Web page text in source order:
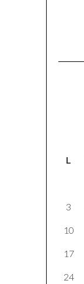
L
3
10
17
24